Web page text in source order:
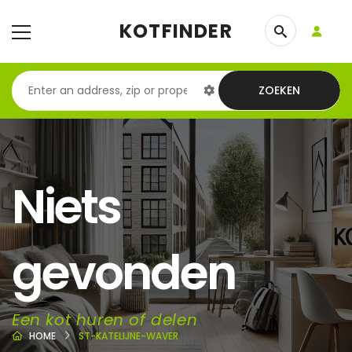
KOTFINDER
ZOEKEN
Niets
gevonden
Een kot huren of delen
HOME ST-KATELIJNE-WAVER